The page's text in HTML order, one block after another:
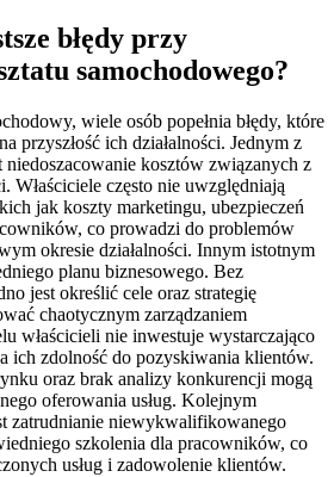
błędy przy
samochodowego?
wiele osób popełnia błędy, które
przyszłość ich działalności. Jednym z
niedoszacowanie kosztów związanych z
Właściciele często nie uwzględniają
jak koszty marketingu, ubezpieczeń
co prowadzi do problemów
okresie działalności. Innym istotnym
planu biznesowego. Bez
jest określić cele oraz strategię
chaotycznym zarządzaniem
właścicieli nie inwestuje wystarczająco
ich zdolność do pozyskiwania klientów.
oraz brak analizy konkurencji mogą
oferowania usług. Kolejnym
zatrudnianie niewykwalifikowanego
szkolenia dla pracowników, co
usług i zadowolenie klientów.